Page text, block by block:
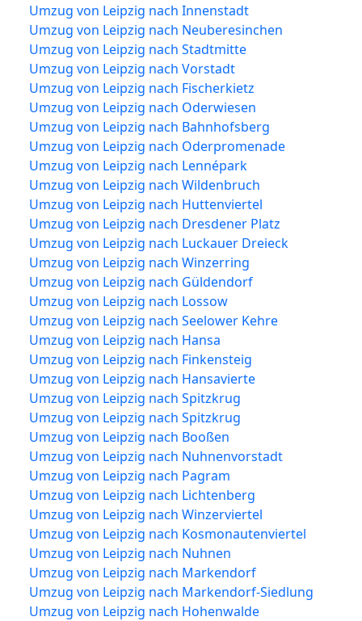
Umzug von Leipzig nach Innenstadt
Umzug von Leipzig nach Neuberesinchen
Umzug von Leipzig nach Stadtmitte
Umzug von Leipzig nach Vorstadt
Umzug von Leipzig nach Fischerkietz
Umzug von Leipzig nach Oderwiesen
Umzug von Leipzig nach Bahnhofsberg
Umzug von Leipzig nach Oderpromenade
Umzug von Leipzig nach Lennépark
Umzug von Leipzig nach Wildenbruch
Umzug von Leipzig nach Huttenviertel
Umzug von Leipzig nach Dresdener Platz
Umzug von Leipzig nach Luckauer Dreieck
Umzug von Leipzig nach Winzerring
Umzug von Leipzig nach Güldendorf
Umzug von Leipzig nach Lossow
Umzug von Leipzig nach Seelower Kehre
Umzug von Leipzig nach Hansa
Umzug von Leipzig nach Finkensteig
Umzug von Leipzig nach Hansavierte
Umzug von Leipzig nach Spitzkrug
Umzug von Leipzig nach Spitzkrug
Umzug von Leipzig nach Booßen
Umzug von Leipzig nach Nuhnenvorstadt
Umzug von Leipzig nach Pagram
Umzug von Leipzig nach Lichtenberg
Umzug von Leipzig nach Winzerviertel
Umzug von Leipzig nach Kosmonautenviertel
Umzug von Leipzig nach Nuhnen
Umzug von Leipzig nach Markendorf
Umzug von Leipzig nach Markendorf-Siedlung
Umzug von Leipzig nach Hohenwalde